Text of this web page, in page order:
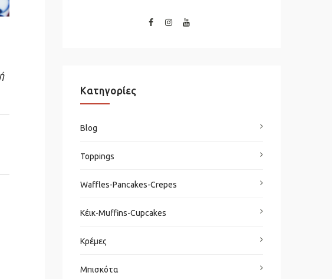
Kατηγορίες
Blog
Toppings
Waffles-Pancakes-Crepes
Κέικ-Muffins-Cupcakes
Κρέμες
Μπισκότα